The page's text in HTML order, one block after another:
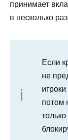
принимает
в несколько
Если
не
потом